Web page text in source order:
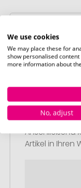
Wählen Sie
Werbeartikel
nach Ihren
Anschließend
Artikel in Ihren
We use cookies
We may place these for
show personalised
more information about
No, adjust